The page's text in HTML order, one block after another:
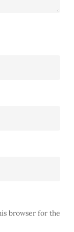
browser for the